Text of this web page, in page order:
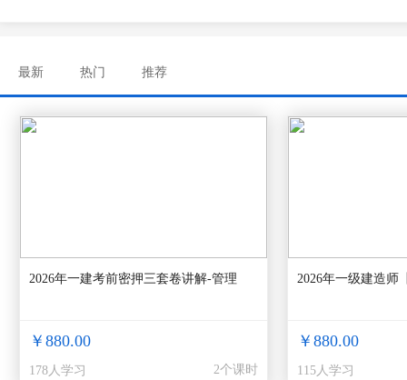
最新 热门 推荐
2026年一建考前密押三套卷讲解-管理
￥880.00
178人学习 2个课时
2026年一级建造师
￥880.00
115人学习